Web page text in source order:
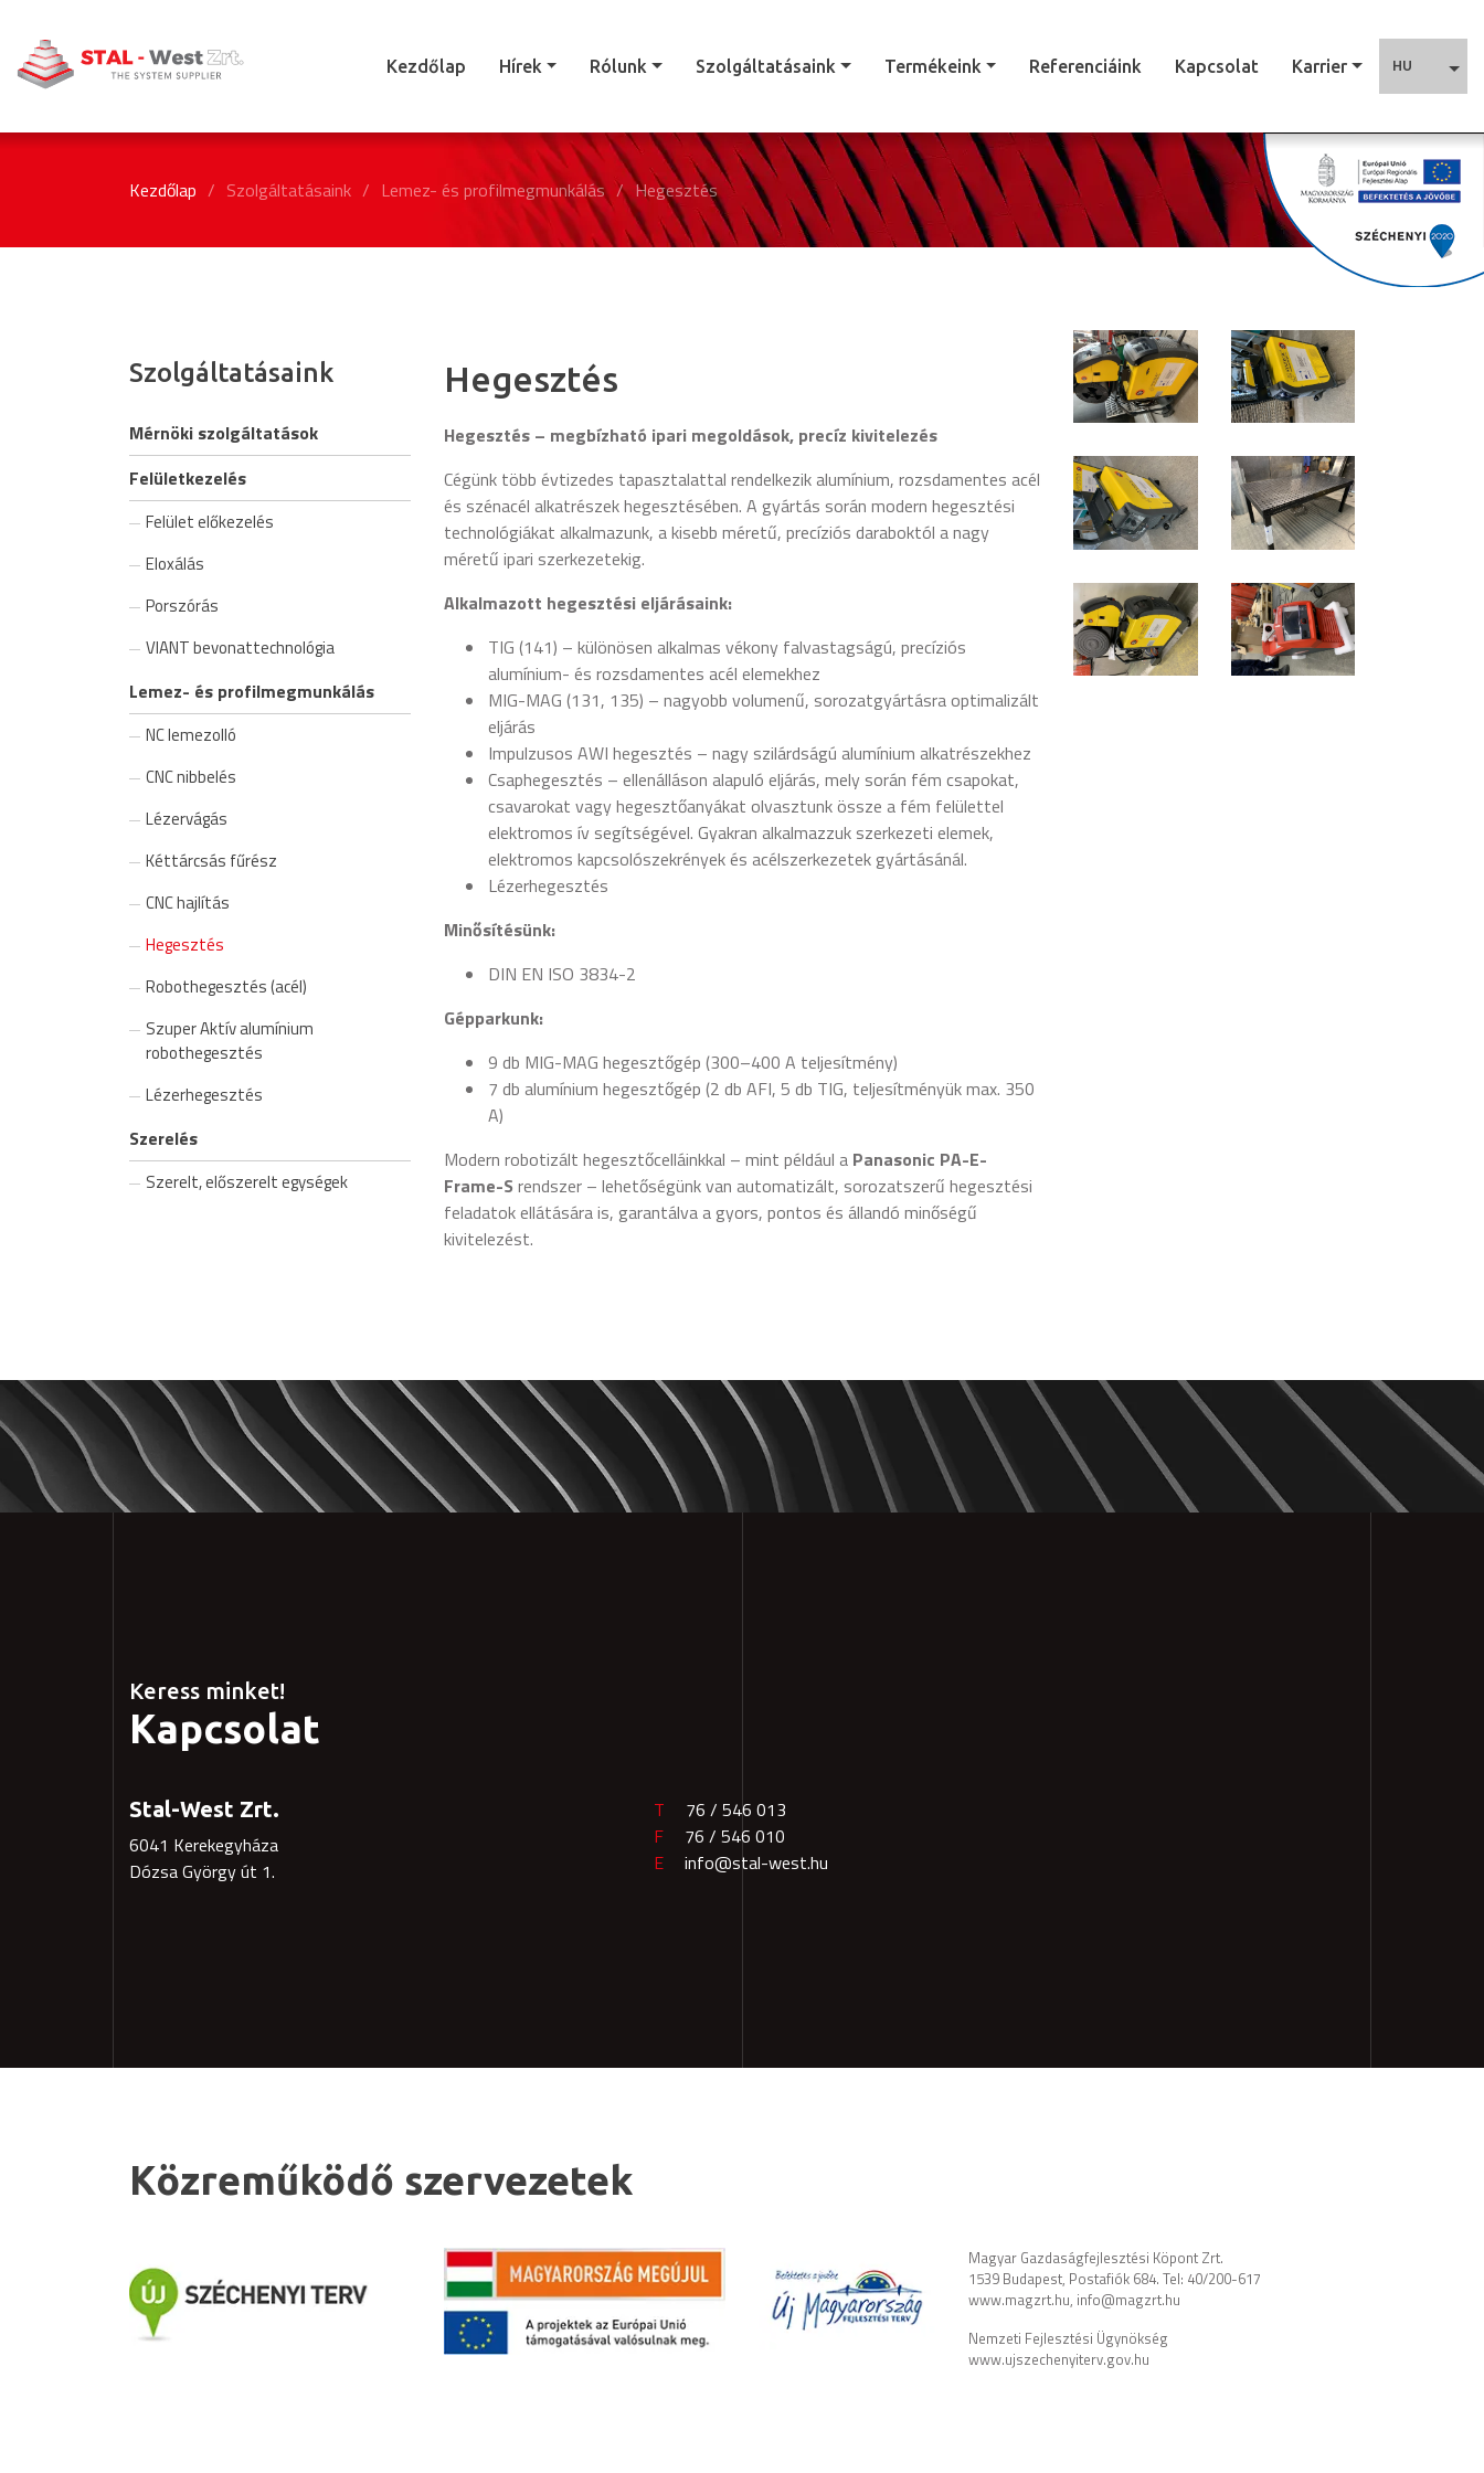
Kezdőlap Hírek Rólunk Szolgáltatásaink Termékeink Referenciáink Kapcsolat Karrier HU
Kezdőlap / Szolgáltatásaink / Lemez- és profilmegmunkálás / Hegesztés
Szolgáltatásaink
Mérnöki szolgáltatások
Felületkezelés
Felület előkezelés
Eloxálás
Porszórás
VIANT bevonattechnológia
Lemez- és profilmegmunkálás
NC lemezolló
CNC nibbelés
Lézervágás
Kéttárcsás fűrész
CNC hajlítás
Hegesztés
Robothegesztés (acél)
Szuper Aktív alumínium
robothegesztés
Lézerhegesztés
Szerelés
Szerelt, előszerelt egységek
Hegesztés
Hegesztés – megbízható ipari megoldások, precíz kivitelezés
Cégünk több évtizedes tapasztalattal rendelkezik alumínium, rozsdamentes acél
és szénacél alkatrészek hegesztésében. A gyártás során modern hegesztési
technológiákat alkalmazunk, a kisebb méretű, precíziós daraboktól a nagy
méretű ipari szerkezetekig.
Alkalmazott hegesztési eljárásaink:
TIG (141) – különösen alkalmas vékony falvastagságú, precíziós
alumínium- és rozsdamentes acél elemekhez
MIG-MAG (131, 135) – nagyobb volumenű, sorozatgyártásra optimalizált
eljárás
Impulzusos AWI hegesztés – nagy szilárdságú alumínium alkatrészekhez
Csaphegesztés – ellenálláson alapuló eljárás, mely során fém csapokat,
csavarokat vagy hegesztőanyákat olvasztunk össze a fém felülettel
elektromos ív segítségével. Gyakran alkalmazzuk szerkezeti elemek,
elektromos kapcsolószekrények és acélszerkezetek gyártásánál.
Lézerhegesztés
Minősítésünk:
DIN EN ISO 3834-2
Gépparkunk:
9 db MIG-MAG hegesztőgép (300–400 A teljesítmény)
7 db alumínium hegesztőgép (2 db AFI, 5 db TIG, teljesítményük max. 350
A)
Modern robotizált hegesztőcelláinkkal – mint például a Panasonic PA-E-
Frame-S rendszer – lehetőségünk van automatizált, sorozatszerű hegesztési
feladatok ellátására is, garantálva a gyors, pontos és állandó minőségű
kivitelezést.
Keress minket!
Kapcsolat
Stal-West Zrt.
6041 Kerekegyháza
Dózsa György út 1.
T
76 / 546 013
F
76 / 546 010
E
info@stal-west.hu
Közreműködő szervezetek
Magyar Gazdaságfejlesztési Köpont Zrt.
1539 Budapest, Postafiók 684. Tel: 40/200-617
www.magzrt.hu, info@magzrt.hu
Nemzeti Fejlesztési Ügynökség
www.ujszechenyiterv.gov.hu